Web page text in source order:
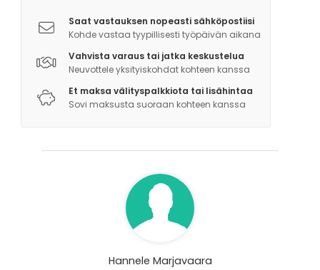
päivänäytöksissä 40 henkilöä. Hintaan lisätään alv.
Ennakkonäytökset hinnoitellaan erikseen.
Saat vastauksen nopeasti sähköpostiisi
Kohde vastaa tyypillisesti työpäivän aikana
Vahvista varaus tai jatka keskustelua
Neuvottele yksityiskohdat kohteen kanssa
Et maksa välityspalkkiota tai lisähintaa
Sovi maksusta suoraan kohteen kanssa
Hannele Marjavaara